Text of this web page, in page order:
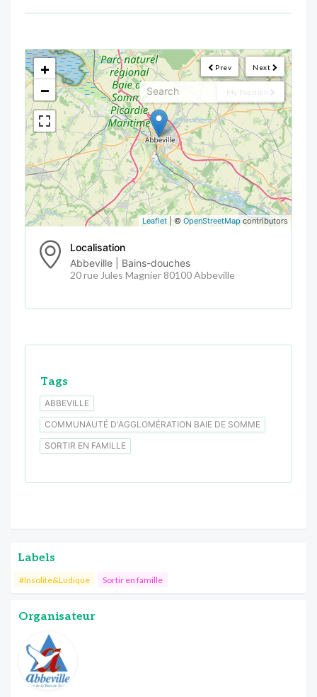
Next
Prev
My Position
<!---->
+
−
Leaflet | © OpenStreetMap contributors
Localisation
Abbeville | Bains-douches
20 rue Jules Magnier 80100 Abbeville
Tags
ABBEVILLE
COMMUNAUTÉ D'AGGLOMÉRATION BAIE DE SOMME
SORTIR EN FAMILLE
Labels
#Insolite&Ludique Sortir en famille
Organisateur